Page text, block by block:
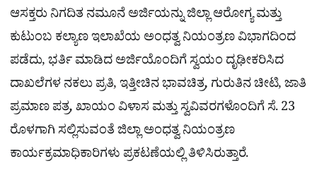
ಆಸಕ್ತರು ನಿಗದಿತ ನಮೂನೆ ಅರ್ಜಿಯನ್ನು ಜಿಲ್ಲಾ ಆರೋಗ್ಯ ಮತ್ತು
ಕುಟುಂಬ ಕಲ್ಯಾಣ ಇಲಾಖೆಯ ಅಂಧತ್ವ ನಿಯಂತ್ರಣ ವಿಭಾಗದಿಂದ
ಪಡೆದು, ಭರ್ತಿ ಮಾಡಿದ ಅರ್ಜಿಯೊಂದಿಗೆ ಸ್ವಯಂ ದೃಢೀಕರಿಸಿದ
ದಾಖಲೆಗಳ ನಕಲು ಪ್ರತಿ, ಇತ್ತೀಚಿನ ಭಾವಚಿತ್ರ, ಗುರುತಿನ ಚೀಟಿ, ಜಾತಿ
ಪ್ರಮಾಣ ಪತ್ರ, ಖಾಯಂ ವಿಳಾಸ ಮತ್ತು ಸ್ವವಿವರಗಳೊಂದಿಗೆ ಸೆ. 23
ರೊಳಗಾಗಿ ಸಲ್ಲಿಸುವಂತೆ ಜಿಲ್ಲಾ ಅಂಧತ್ವ ನಿಯಂತ್ರಣ
ಕಾರ್ಯಕ್ರಮಾಧಿಕಾರಿಗಳು ಪ್ರಕಟಣೆಯಲ್ಲಿ ತಿಳಿಸಿರುತ್ತಾರೆ.